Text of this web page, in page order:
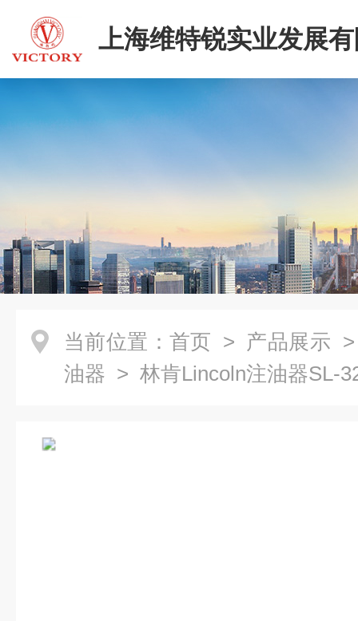
上海维特锐实业发展
当前位置： 首页 > 产品展示
油器 > 林肯Lincoln注油器SL-